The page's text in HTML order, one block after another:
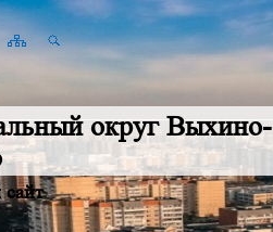
округ Выхино-